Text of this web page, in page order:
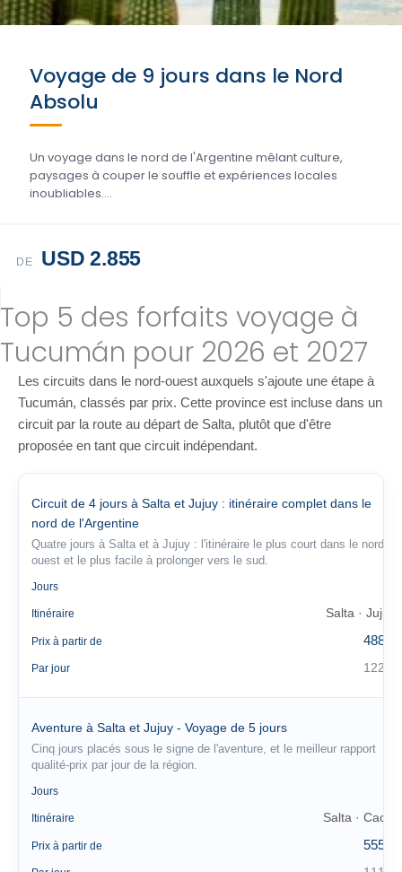
Voyage de 9 jours dans le Nord
Absolu
Un voyage dans le nord de l'Argentine mêlant culture,
paysages à couper le souffle et expériences locales
inoubliables....
DE USD 2.855
Top 5 des forfaits voyage à
Tucumán pour 2026 et 2027
Les circuits dans le nord-ouest auxquels s'ajoute une étape à
Tucumán, classés par prix. Cette province est incluse dans un
circuit par la route au départ de Salta, plutôt que d'être
proposée en tant que circuit indépendant.
Circuit de 4 jours à Salta et Jujuy : itinéraire complet dans le
nord de l'Argentine
Quatre jours à Salta et à Jujuy : l'itinéraire le plus court dans le nord-
ouest et le plus facile à prolonger vers le sud.
Jours
Itinéraire Salta · Jujuy
Prix à partir de 488 €
Par jour 122 €
Aventure à Salta et Jujuy - Voyage de 5 jours
Cinq jours placés sous le signe de l'aventure, et le meilleur rapport
qualité-prix par jour de la région.
Jours
Itinéraire Salta · Cachi
Prix à partir de 555 €